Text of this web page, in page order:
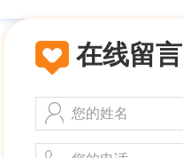
在线留言